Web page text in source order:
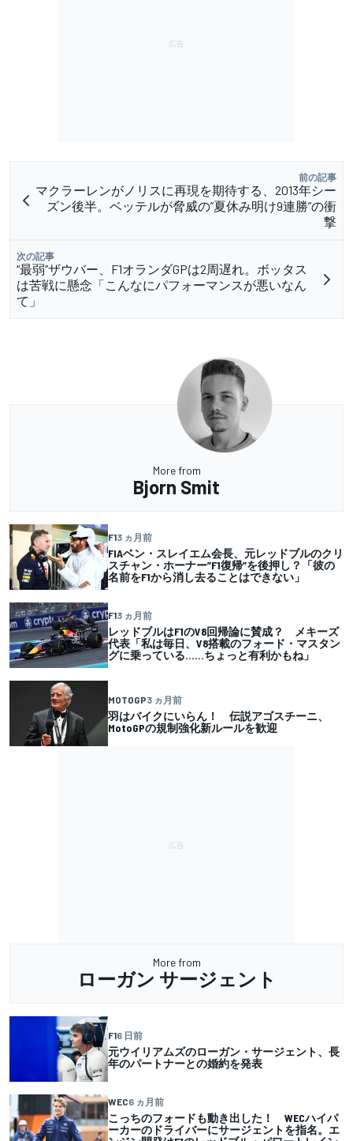
前の記事
マクラーレンがノリスに再現を期待する、2013年シー
ズン後半。ベッテルが脅威の”夏休み明け9連勝”の衝
撃
次の記事
“最弱”ザウバー、F1オランダGPは2周遅れ。ボッタス
は苦戦に懸念「こんなにパフォーマンスが悪いなん
て」
More from
Bjorn Smit
F13 ヵ月前
FIAベン・スレイエム会長、元レッドブルのクリ
スチャン・ホーナー”F1復帰”を後押し？「彼の
名前をF1から消し去ることはできない」
F13 ヵ月前
レッドブルはF1のV8回帰論に賛成？ メキーズ
代表「私は毎日、V8搭載のフォード・マスタン
グに乗っている……ちょっと有利かもね」
MOTOGP3 ヵ月前
羽はバイクにいらん！ 伝説アゴスチーニ、
MotoGPの規制強化新ルールを歓迎
More from
ローガン サージェント
F16 日前
元ウイリアムズのローガン・サージェント、長
年のパートナーとの婚約を発表
WEC6 ヵ月前
こっちのフォードも動き出した！ WECハイパ
ーカーのドライバーにサージェントを指名。エ